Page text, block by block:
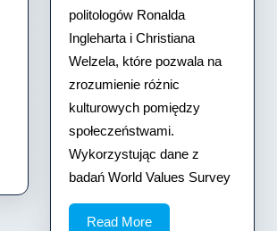
politologów Ronalda
Ingleharta i Christiana
Welzela, które pozwala na
zrozumienie różnic
kulturowych pomiędzy
społeczeństwami.
Wykorzystując dane z
badań World Values Survey
Read MoreRead